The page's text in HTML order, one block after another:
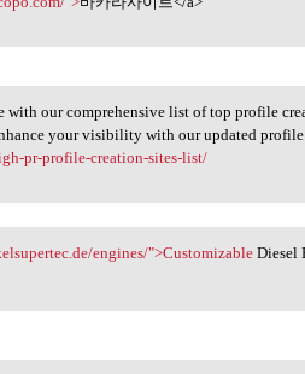
with our comprehensive list of top profile
your visibility with our updated
pr-profile-creation-sites-list/
engines/">Customizable Diesel